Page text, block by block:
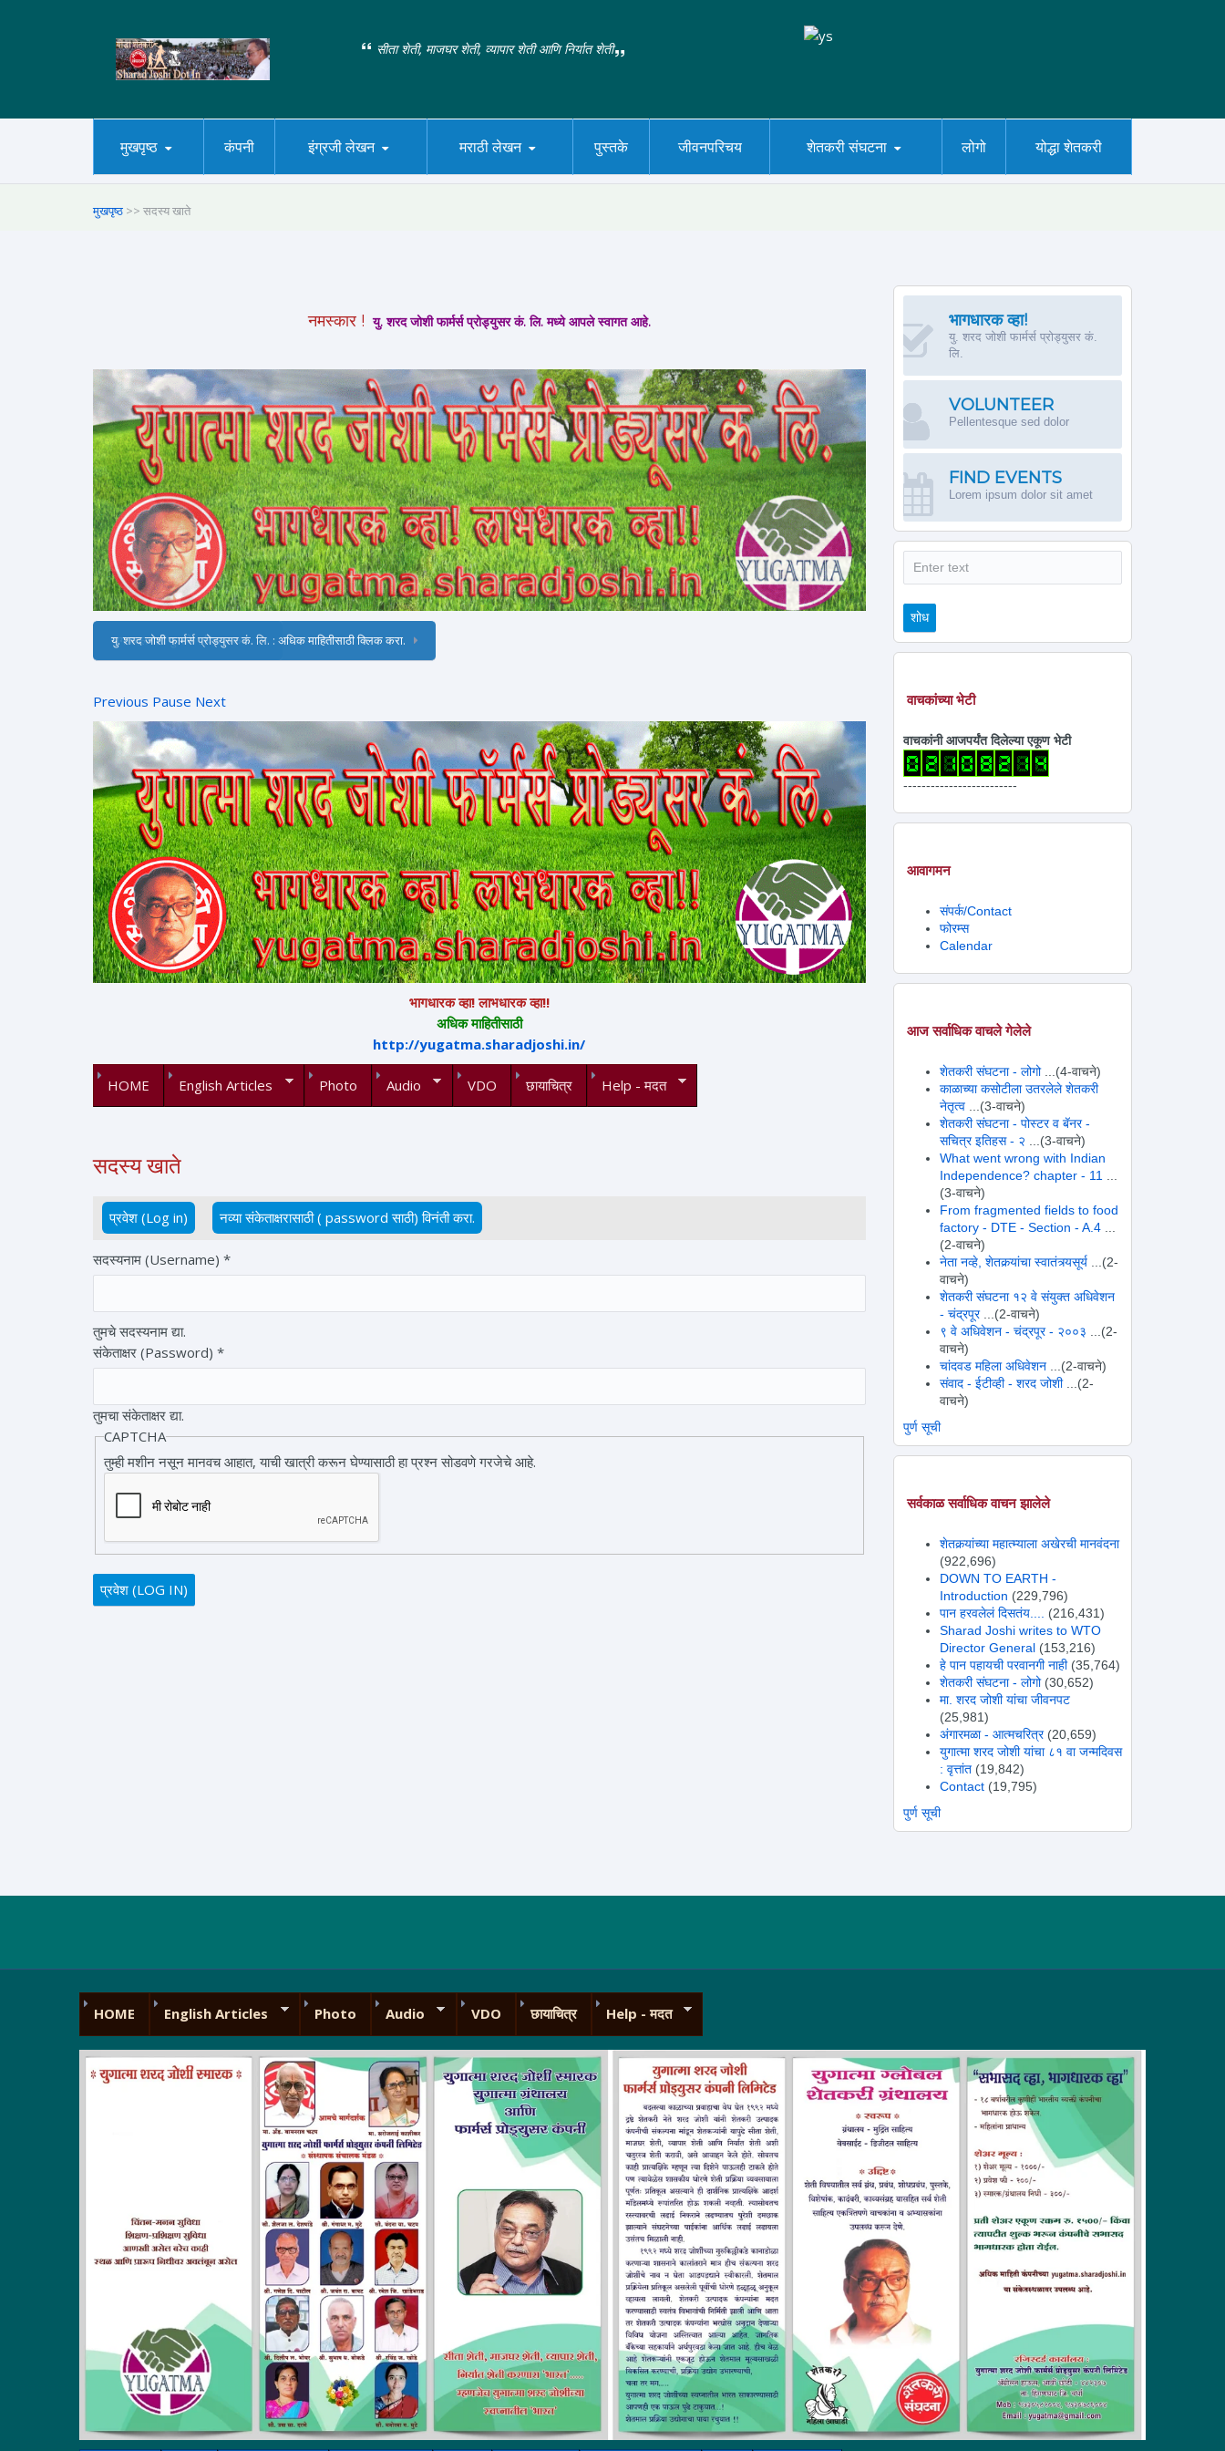
सीता शेती, माजघर शेती, व्यापार शेती आणि निर्यात शेती
मुखपृष्ठ कंपनी इंग्रजी लेखन मराठी लेखन पुस्तके जीवनपरिचय शेतकरी संघटना लोगो योद्धा शेतकरी
मुखपृष्ठ >> सदस्य खाते
नमस्कार ! यु. शरद जोशी फार्मर्स प्रोड्युसर कं. लि. मध्ये आपले स्वागत आहे.
जग बदलणारी पुस्तके : क्लिक करा.
Previous Pause Next
भागधारक व्हा! लाभधारक व्हा!!
अधिक माहितीसाठी
http://yugatma.sharadjoshi.in/
HOME English Articles Photo Audio VDO छायाचित्र Help - मदत
सदस्य खाते
Primary tabs
प्रवेश (Log in) (active tab)
नव्या संकेताक्षरासाठी ( password साठी) विनंती करा.
सदस्यनाम (Username) *
तुमचे सदस्यनाम द्या.
संकेताक्षर (Password) *
तुमचा संकेताक्षर द्या.
CAPTCHA
तुम्ही मशीन नसून मानवच आहात, याची खात्री करून घेण्यासाठी हा प्रश्न सोडवणे गरजेचे आहे.
भागधारक व्हा!
यु. शरद जोशी फार्मर्स प्रोड्युसर कं.
लि.
VOLUNTEER
Pellentesque sed dolor
FIND EVENTS
Lorem ipsum dolor sit amet
शोध
शोध
वाचकांच्या भेटी
वाचकांनी आजपर्यंत दिलेल्या एकूण भेटी
-------------------------
आवागमन
संपर्क/Contact
फोरम्स
Calendar
आज सर्वाधिक वाचले गेलेले
शेतकरी संघटना - लोगो
...(4-वाचने)
काळाच्या कसोटीला उतरलेले शेतकरी
नेतृत्व
...(3-वाचने)
शेतकरी संघटना - पोस्टर व बॅनर -
सचित्र इतिहस - २
...(3-वाचने)
What went wrong with Indian
Independence? chapter - 11
(3-वाचने)
From fragmented fields to food
factory - DTE - Section - A.4
(2-वाचने)
नेता नव्हे, शेतकर्‍यांचा स्वातंत्र्यसूर्य
...(2-
वाचने)
शेतकरी संघटना १२ वे संयुक्त अधिवेशन
- चंद्रपूर
...(2-वाचने)
९ वे अधिवेशन - चंद्रपूर - २००३
...(2-
वाचने)
चांदवड महिला अधिवेशन
...(2-वाचने)
संवाद - ईटीव्ही - शरद जोशी
...(2-
वाचने)
पुर्ण सूची
सर्वकाळ सर्वाधिक वाचन झालेले
शेतकर्‍यांच्या महात्म्याला अखेरची मानवंदना
(922,696)
DOWN TO EARTH -
Introduction (229,796)
पान हरवलेलं दिसतंय....
(216,431)
Sharad Joshi writes to WTO
Director General (153,216)
हे पान पहायची परवानगी नाही (35,764)
शेतकरी संघटना - लोगो (30,652)
मा. शरद जोशी यांचा जीवनपट
(25,981)
अंगारमळा - आत्मचरित्र (20,659)
युगात्मा शरद जोशी यांचा ८१ वा जन्मदिवस
: वृत्तांत (19,842)
Contact (19,795)
पुर्ण सूची
HOME English Articles Photo Audio VDO छायाचित्र Help - मदत